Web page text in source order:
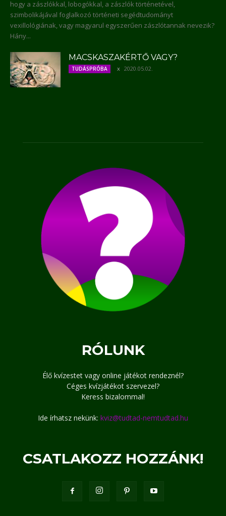
hogy a zászlókkal, lobogókkal, a zászlók történetével,
szimbolikájával foglalkozó történeti segédtudományt
vexillológiának, vagy magyarul egyszerűen zászlótannak nevezik?
Hány...
MACSKASZAKÉRTŐ VAGY?
TUDÁSPRÓBA 2020.05.02.
RÓLUNK
Élő kvízestet vagy online játékot rendeznél?
Céges kvízjátékot szervezel?
Keress bizalommal!
Ide írhatsz nekünk: kviz@tudtad-nemtudtad.hu
CSATLAKOZZ HOZZÁNK!